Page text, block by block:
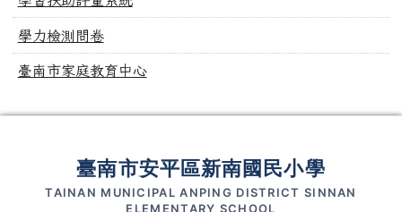
學力檢測問卷
臺南市家庭教育中心
臺南市安平區新南國民小學
TAINAN MUNICIPAL ANPING DISTRICT SINNAN
ELEMENTARY SCHOOL